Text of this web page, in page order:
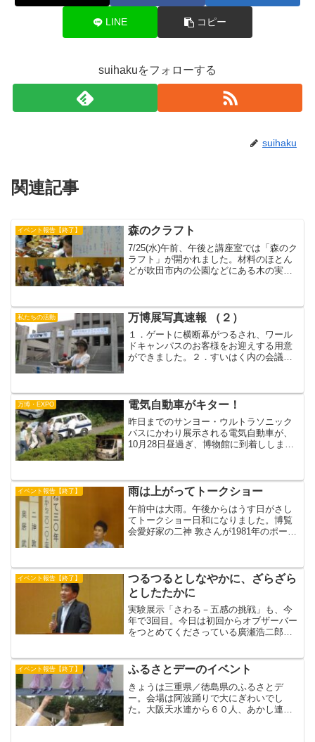
LINE コピー
suihakuをフォローする
suihaku
関連記事
イベント報告【終了】 森のクラフト
7/25(水)午前、午後と講座室では「森のク
ラフト」が開かれました。材料のほとん
どが吹田市内の公園などにある木の実や
す。今回はセミの...
私たちの活動 万博展写真速報 （２）
１．ゲートに横断幕がつるされ、ワール
ドキャンパスのお客様をお迎えする用意
ができました。２．すいはく内の会議室
れば「万博検定」になるかもしれません
ね。３．こちらでは図録の...
万博・EXPO 電気自動車がキター！
昨日までのサンヨー・ウルトラソニック
バスにかわり展示される電気自動車が、
10月28日昼過ぎ、博物館に到着ししまし
の浜松本社から約５時間かかってきまし
た。13時より市民委...
イベント報告【終了】 雨は上がってトークショー
午前中は大雨。午後からはうす日がさし
てトークショー日和になりました。博覧
会愛好家の二神 敦さんが1981年のポート
顔ぶれで講座...
イベント報告【終了】
つるつるとしなやかに、ざらざら
としたたかに
実験展示「さわる－五感の挑戦」も、今
年で3回目。今日は初回からオブザーバー
をつとめてくださっている廣瀬浩二郎先
見える人がまったく視覚をつかわないで
(アイマスクをする)、...
イベント報告【終了】 ふるさとデーのイベント
きょうは三重県／徳島県のふるさとデ
ー。会場は阿波踊りで大にぎわいでし
た。大阪天水連から６０人、あかし連か